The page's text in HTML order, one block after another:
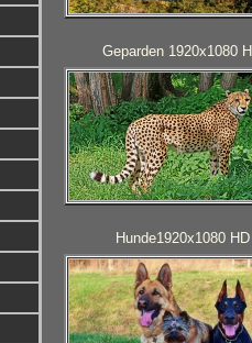
Geparden 1920x1080
Hunde1920x1080 HD